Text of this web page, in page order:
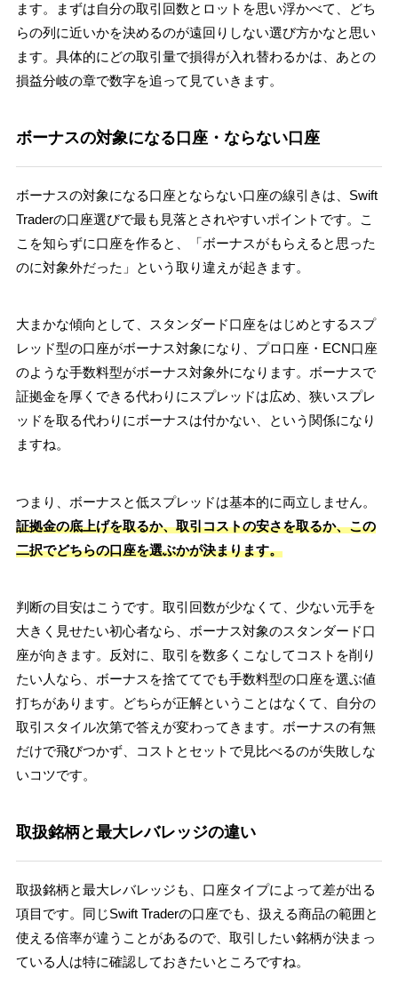
ます。まずは自分の取引回数とロットを思い浮かべて、どち
らの列に近いかを決めるのが遠回りしない選び方かなと思い
ます。具体的にどの取引量で損得が入れ替わるかは、あとの
損益分岐の章で数字を追って見ていきます。
ボーナスの対象になる口座・ならない口座
ボーナスの対象になる口座とならない口座の線引きは、Swift
Traderの口座選びで最も見落とされやすいポイントです。こ
こを知らずに口座を作ると、「ボーナスがもらえると思った
のに対象外だった」という取り違えが起きます。
大まかな傾向として、スタンダード口座をはじめとするスプ
レッド型の口座がボーナス対象になり、プロ口座・ECN口座
のような手数料型がボーナス対象外になります。ボーナスで
証拠金を厚くできる代わりにスプレッドは広め、狭いスプレ
ッドを取る代わりにボーナスは付かない、という関係になり
ますね。
つまり、ボーナスと低スプレッドは基本的に両立しません。
証拠金の底上げを取るか、取引コストの安さを取るか、この
二択でどちらの口座を選ぶかが決まります。
判断の目安はこうです。取引回数が少なくて、少ない元手を
大きく見せたい初心者なら、ボーナス対象のスタンダード口
座が向きます。反対に、取引を数多くこなしてコストを削り
たい人なら、ボーナスを捨ててでも手数料型の口座を選ぶ値
打ちがあります。どちらが正解ということはなくて、自分の
取引スタイル次第で答えが変わってきます。ボーナスの有無
だけで飛びつかず、コストとセットで見比べるのが失敗しな
いコツです。
取扱銘柄と最大レバレッジの違い
取扱銘柄と最大レバレッジも、口座タイプによって差が出る
項目です。同じSwift Traderの口座でも、扱える商品の範囲と
使える倍率が違うことがあるので、取引したい銘柄が決まっ
ている人は特に確認しておきたいところですね。